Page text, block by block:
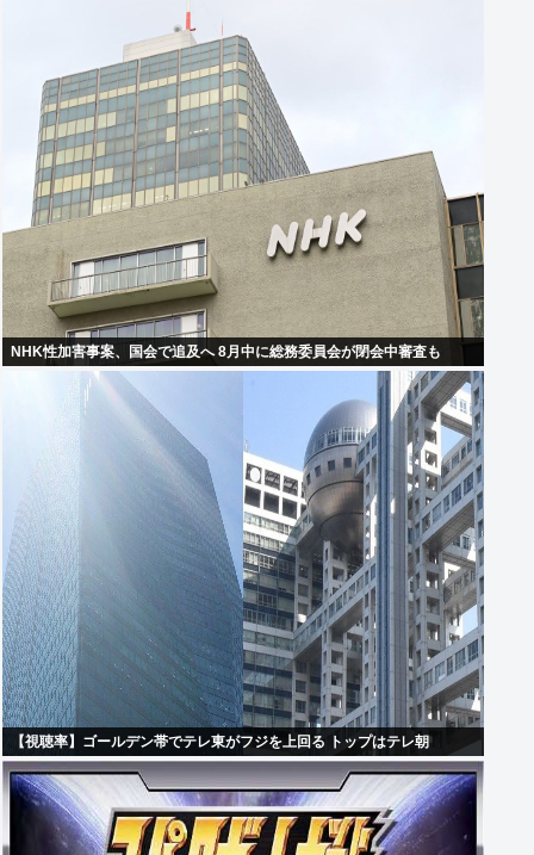
NHK性加害事案、国会で追及へ 8月中に総務委員会が閉会中審査も
【視聴率】ゴールデン帯でテレ東がフジを上回る トップはテレ朝